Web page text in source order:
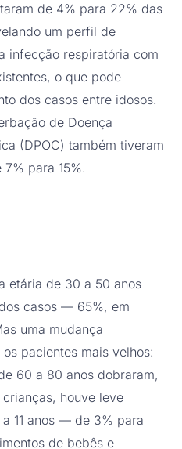
de 4% para 22% das
um perfil de
infecção respiratória com
o que pode
dos casos entre idosos.
de Doença
(DPOC) também tiveram
para 15%.
etária de 30 a 50 anos
casos — 65%, em
uma mudança
pacientes mais velhos:
60 a 80 anos dobraram,
houve leve
11 anos — de 3% para
de bebês e